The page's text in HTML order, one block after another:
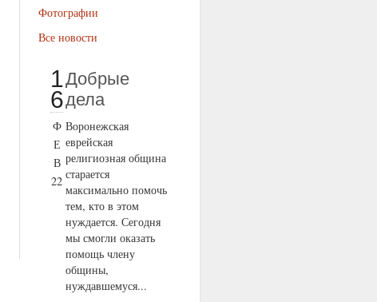
Фотографии
Все новости
1
6
Ф
Е
В
22
Добрые
дела
Воронежская
еврейская
религиозная община
старается
максимально помочь
тем, кто в этом
нуждается. Сегодня
мы смогли оказать
помощь члену
общины,
нуждавшемуся...